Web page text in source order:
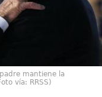
mantiene la
vía: RRSS)